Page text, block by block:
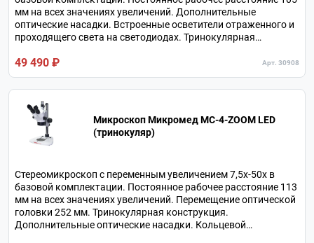
мм на всех значениях увеличений. Дополнительные
оптические насадки. Встроенные осветители отраженного и
проходящего света на светодиодах. Тринокулярная
49 490 ₽ Арт. 30908
Микроскоп Микромед МС-4-ZOOM LED
(тринокуляр)
Стереомикроскоп с переменным увеличением 7,5х-50х в
базовой комплектации. Постоянное рабочее расстояние 113
мм на всех значениях увеличений. Перемещение оптической
головки 252 мм. Тринокулярная конструкция.
Дополнительные оптические насадки. Кольцевой